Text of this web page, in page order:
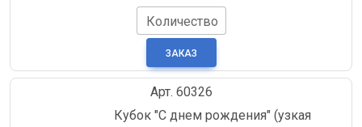
Количество
Арт. 60326
Кубок "С днем рождения" (узкая